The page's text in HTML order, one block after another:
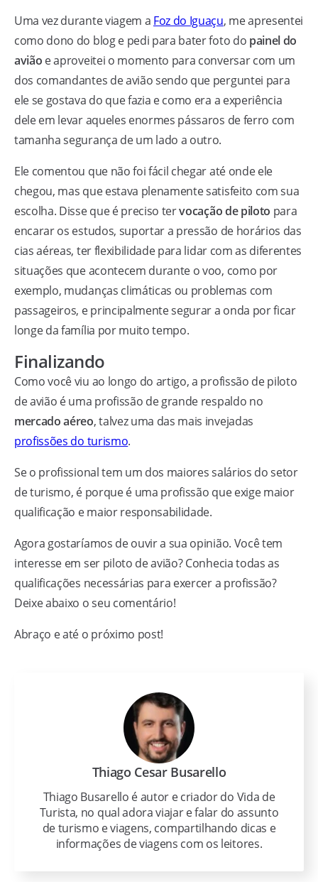
Uma vez durante viagem a Foz do Iguaçu, me apresentei
como dono do blog e pedi para bater foto do painel do
avião e aproveitei o momento para conversar com um
dos comandantes de avião sendo que perguntei para
ele se gostava do que fazia e como era a experiência
dele em levar aqueles enormes pássaros de ferro com
tamanha segurança de um lado a outro.
Ele comentou que não foi fácil chegar até onde ele
chegou, mas que estava plenamente satisfeito com sua
escolha. Disse que é preciso tervocação de piloto para
encarar os estudos, suportar a pressão de horários das
cias aéreas, ter flexibilidade para lidar com as diferentes
situações que acontecem durante o voo, como por
exemplo, mudanças climáticas ou problemas com
passageiros, e principalmente segurar a onda por ficar
longe da família por muito tempo.
Finalizando
Como você viu ao longo do artigo, a profissão de piloto
de avião é uma profissão de grande respaldo no
mercado aéreo, talvez uma das mais invejadas
profissões do turismo.
Se o profissional tem um dos maiores salários do setor
de turismo, é porque é uma profissão que exige maior
qualificação e maior responsabilidade.
Agora gostaríamos de ouvir a sua opinião. Você tem
interesse em ser piloto de avião? Conhecia todas as
qualificações necessárias para exercer a profissão?
Deixe abaixo o seu comentário!
Abraço e até o próximo post!
Thiago Cesar Busarello
Thiago Busarello é autor e criador do Vida de
Turista, no qual adora viajar e falar do assunto
de turismo e viagens, compartilhando dicas e
informações de viagens com os leitores.